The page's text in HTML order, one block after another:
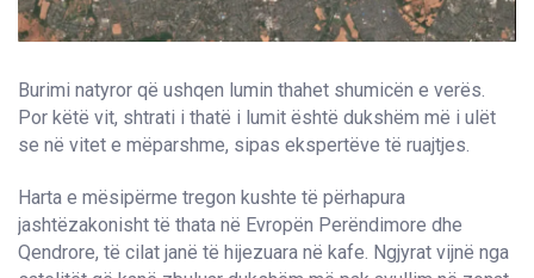
Burimi natyror që ushqen lumin thahet shumicën e verës.
Por këtë vit, shtrati i thatë i lumit është dukshëm më i ulët
se në vitet e mëparshme, sipas ekspertëve të ruajtjes.
Harta e mësipërme tregon kushte të përhapura
jashtëzakonisht të thata në Evropën Perëndimore dhe
Qendrore, të cilat janë të hijezuara në kafe. Ngjyrat vijnë nga